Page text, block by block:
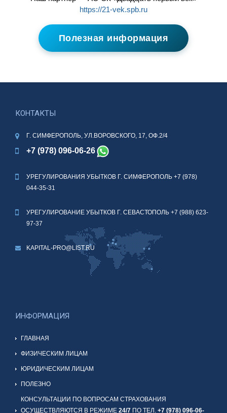
https://21-vek.spb.ru
Полезная информация
КОНТАКТЫ
Г. СИМФЕРОПОЛЬ, УЛ.ВОРОВСКОГО, 17, ОФ.2/4
+7 (978) 096-06-26
УРЕГУЛИРОВАНИЯ УБЫТКОВ Г. СИМФЕРОПОЛЬ +7 (978)
044-35-31
УРЕГУЛИРОВАНИЕ УБЫТКОВ Г. СЕВАСТОПОЛЬ +7 (988) 623-
97-37
KAPITAL-PRO@LIST.RU
ИНФОРМАЦИЯ
ГЛАВНАЯ
ФИЗИЧЕСКИМ ЛИЦАМ
ЮРИДИЧЕСКИМ ЛИЦАМ
ПОЛЕЗНО
КОНСУЛЬТАЦИИ ПО ВОПРОСАМ СТРАХОВАНИЯ
ОСУЩЕСТВЛЯЮТСЯ В РЕЖИМЕ 24/7 ПО ТЕЛ. +7 (978) 096-06-